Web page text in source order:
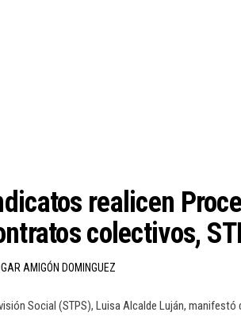
realicen
colectivos,
AMIGÓN DOMINGUEZ
Social (STPS), Luisa Alcalde Luján,